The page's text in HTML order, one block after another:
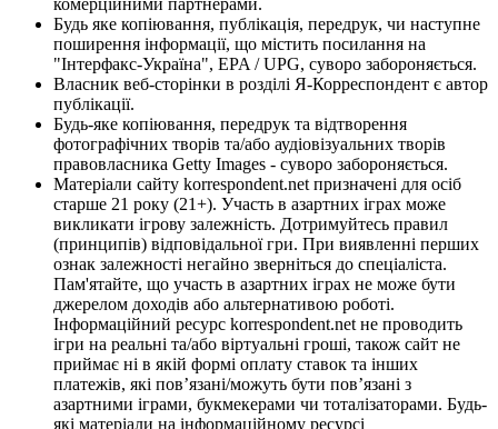
Будь яке копіювання, публікація, передрук, чи наступне
поширення інформації, що містить посилання на
"Інтерфакс-Україна", EPA / UPG, суворо забороняється.
Власник веб-сторінки в розділі Я-Корреспондент є автор
публікації.
Будь-яке копіювання, передрук та відтворення
фотографічних творів та/або аудіовізуальних творів
правовласника Getty Images - суворо забороняється.
Матеріали сайту korrespondent.net призначені для осіб
старше 21 року (21+). Участь в азартних іграх може
викликати ігрову залежність. Дотримуйтесь правил
(принципів) відповідальної гри. При виявленні перших
ознак залежності негайно зверніться до спеціаліста.
Пам'ятайте, що участь в азартних іграх не може бути
джерелом доходів або альтернативою роботі.
Інформаційний ресурс korrespondent.net не проводить
ігри на реальні та/або віртуальні гроші, також сайт не
приймає ні в якій формі оплату ставок та інших
платежів, які пов’язані/можуть бути пов’язані з
азартними іграми, букмекерами чи тоталізаторами. Будь-
які матеріали на інформаційному ресурсі